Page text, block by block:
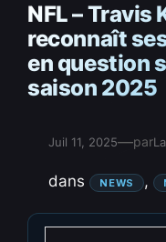
NFL – Travis
reconnaît
en question
saison 2025
Juil 11, 2025—par
dans NEWS ,